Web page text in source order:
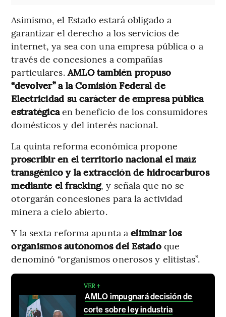
Asimismo, el Estado estará obligado a
garantizar el derecho a los servicios de
internet, ya sea con una empresa pública o a
través de concesiones a compañías
particulares.AMLO también propuso
“devolver” a la Comisión Federal de
Electricidad su carácter de empresa pública
estratégicaen beneficio de los consumidores
domésticos y del interés nacional.
La quinta reforma económica propone
proscribir en el territorio nacional el maíz
transgénico y la extracción de hidrocarburos
mediante el fracking, y señala que no se
otorgarán concesiones para la actividad
minera a cielo abierto.
Y la sexta reforma apunta aeliminar los
organismos autónomos del Estadoque
denominó “organismos onerosos y elitistas”.
VER +
AMLO impugnará decisión de
corte sobre ley industria